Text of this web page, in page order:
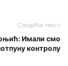
Следећи текст
Имали смо
контролу